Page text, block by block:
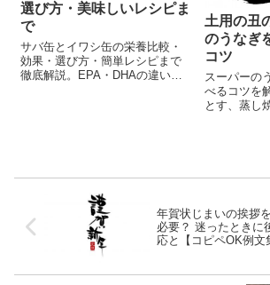
選び方・美味しいレシピま
で
サバ缶とイワシ缶の栄養比較・
効果・選び方・簡単レシピまで
徹底解説。EPA・DHAの違いや
土用の丑
のうなぎ
コツ
スーパーの
べるコツを
とす、蒸し
年賀状じまいの挨拶
必要？ 迷ったときに
応と【コピペOK例文